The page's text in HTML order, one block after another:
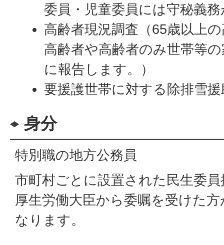
委員・児童委員には守秘義
高齢者現況調査（65歳以上
高齢者や高齢者のみ世帯等
に報告します。）
要援護世帯に対する除排雪
身分
特別職の地方公務員
市町村ごとに設置された民生委
厚生労働大臣から委嘱を受けた
なります。